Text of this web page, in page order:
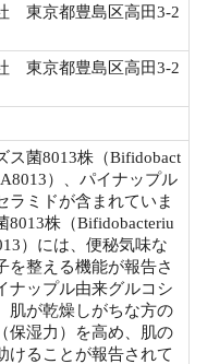
東京都豊島区高田3-2
東京都豊島区高田3-2
ス菌8013株（Bifidobact
）、パイナップル
ラミドが含まれていま
8013株（Bifidobacteriu
）には、便秘気味な
を整える機能が報告さ
ナップル由来グルコシ
肌が乾燥しがちな方の
保湿力）を高め、肌の
けることが報告されて